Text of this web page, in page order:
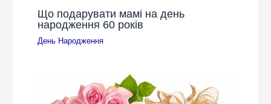
Що подарувати мамі на день
народження 60 років
День Народження